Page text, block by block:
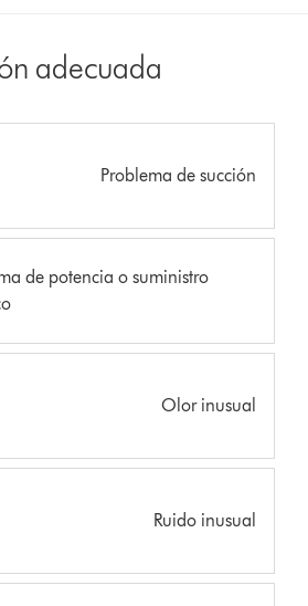
adecuada
Problema de succión
de potencia o suministro
Olor inusual
Ruido inusual